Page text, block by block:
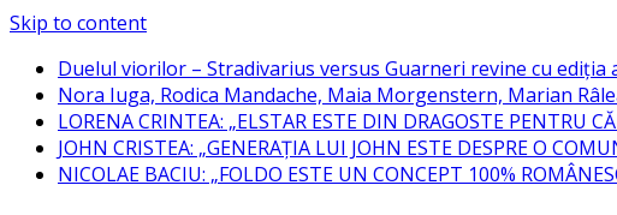
Skip to content
Duelul viorilor – Stradivarius versus Guarneri revine cu ediția
Nora Iuga, Rodica Mandache, Maia Morgenstern, Marian
LORENA CRINTEA: „ELSTAR ESTE DIN DRAGOSTE PENTRU
JOHN CRISTEA: „GENERAȚIA LUI JOHN ESTE DESPRE O
NICOLAE BACIU: „FOLDO ESTE UN CONCEPT 100%